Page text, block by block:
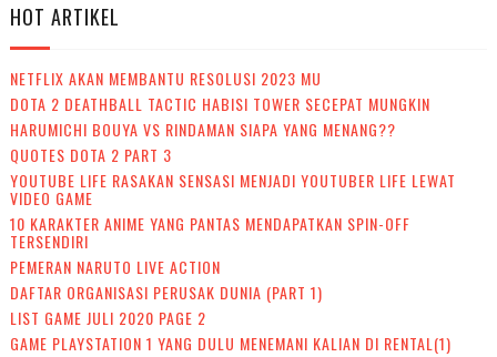
HOT ARTIKEL
NETFLIX AKAN MEMBANTU RESOLUSI 2023 MU
DOTA 2 DEATHBALL TACTIC HABISI TOWER SECEPAT MUNGKIN
HARUMICHI BOUYA VS RINDAMAN SIAPA YANG MENANG??
QUOTES DOTA 2 PART 3
YOUTUBE LIFE RASAKAN SENSASI MENJADI YOUTUBER LIFE LEWAT
VIDEO GAME
10 KARAKTER ANIME YANG PANTAS MENDAPATKAN SPIN-OFF
TERSENDIRI
PEMERAN NARUTO LIVE ACTION
DAFTAR ORGANISASI PERUSAK DUNIA (PART 1)
LIST GAME JULI 2020 PAGE 2
GAME PLAYSTATION 1 YANG DULU MENEMANI KALIAN DI RENTAL(1)